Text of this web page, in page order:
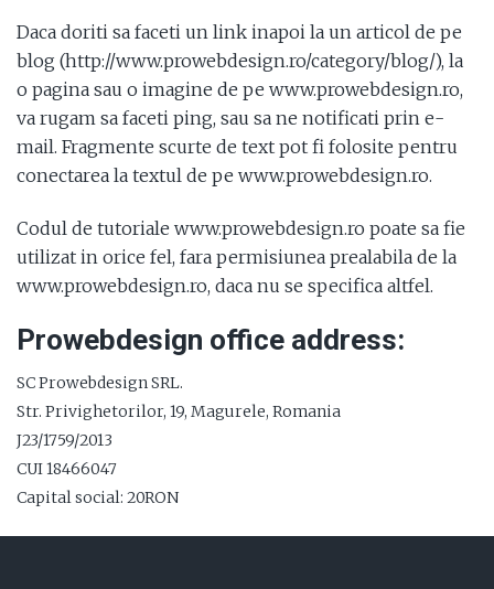
Daca doriti sa faceti un link inapoi la un articol de pe
blog (http://www.prowebdesign.ro/category/blog/), la
o pagina sau o imagine de pe www.prowebdesign.ro,
va rugam sa faceti ping, sau sa ne notificati prin e-
mail. Fragmente scurte de text pot fi folosite pentru
conectarea la textul de pe www.prowebdesign.ro.
Codul de tutoriale www.prowebdesign.ro poate sa fie
utilizat in orice fel, fara permisiunea prealabila de la
www.prowebdesign.ro, daca nu se specifica altfel.
Prowebdesign office address:
SC Prowebdesign SRL.
Str. Privighetorilor, 19, Magurele, Romania
J23/1759/2013
CUI 18466047
Capital social: 20RON